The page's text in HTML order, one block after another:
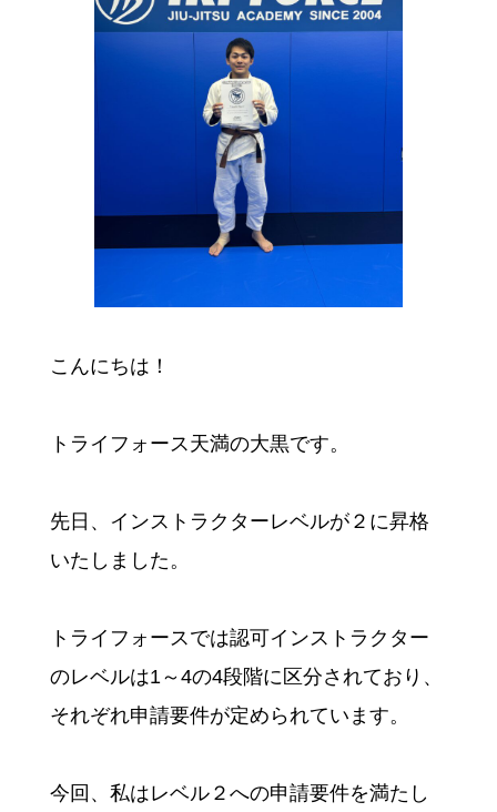
こんにちは！
トライフォース天満の大黒です。
先日、インストラクターレベルが２に昇格
いたしました。
トライフォースでは認可インストラクター
のレベルは1～4の4段階に区分されており、
それぞれ申請要件が定められています。
今回、私はレベル２への申請要件を満たし